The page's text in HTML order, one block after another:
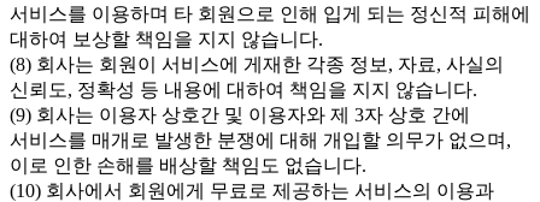
서비스를 이용하며 타 회원으로 인해 입게 되는 정신적 피해에
대하여 보상할 책임을 지지 않습니다.
(8) 회사는 회원이 서비스에 게재한 각종 정보, 자료, 사실의
신뢰도, 정확성 등 내용에 대하여 책임을 지지 않습니다.
(9) 회사는 이용자 상호간 및 이용자와 제 3자 상호 간에
서비스를 매개로 발생한 분쟁에 대해 개입할 의무가 없으며,
이로 인한 손해를 배상할 책임도 없습니다.
(10) 회사에서 회원에게 무료로 제공하는 서비스의 이용과